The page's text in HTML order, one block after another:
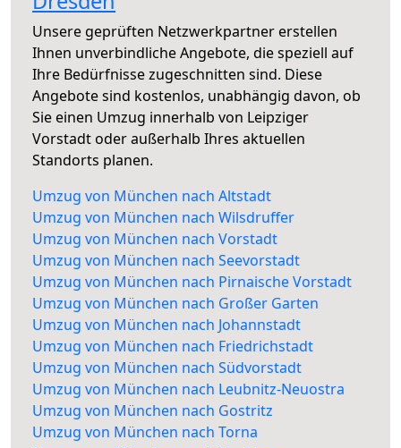
Unsere geprüften Netzwerkpartner erstellen
Ihnen unverbindliche Angebote, die speziell auf
Ihre Bedürfnisse zugeschnitten sind. Diese
Angebote sind kostenlos, unabhängig davon, ob
Sie einen Umzug innerhalb von Leipziger
Vorstadt oder außerhalb Ihres aktuellen
Standorts planen.
Umzug von München nach Altstadt
Umzug von München nach Wilsdruffer
Umzug von München nach Vorstadt
Umzug von München nach Seevorstadt
Umzug von München nach Pirnaische Vorstadt
Umzug von München nach Großer Garten
Umzug von München nach Johannstadt
Umzug von München nach Friedrichstadt
Umzug von München nach Südvorstadt
Umzug von München nach Leubnitz-Neuostra
Umzug von München nach Gostritz
Umzug von München nach Torna